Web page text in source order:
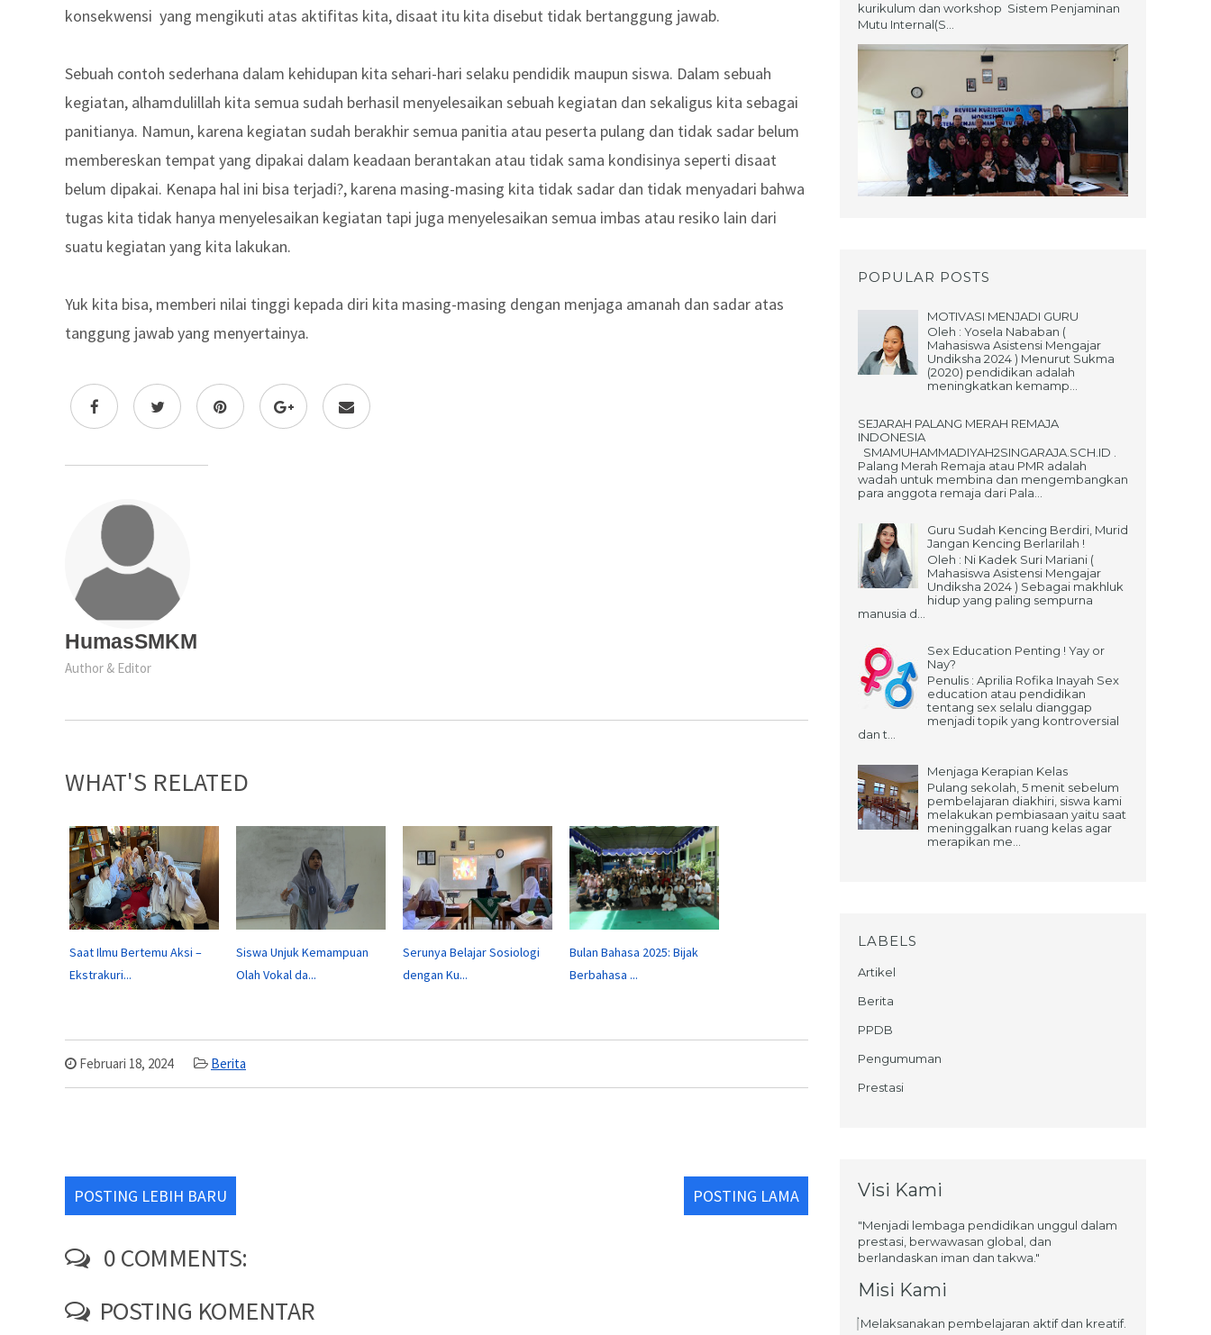
konsekwensi yang mengikuti atas aktifitas kita, disaat itu kita disebut tidak bertanggung jawab.
Sebuah contoh sederhana dalam kehidupan kita sehari-hari selaku pendidik maupun siswa. Dalam sebuah
kegiatan, alhamdulillah kita semua sudah berhasil menyelesaikan sebuah kegiatan dan sekaligus kita sebagai
panitianya. Namun, karena kegiatan sudah berakhir semua panitia atau peserta pulang dan tidak sadar belum
membereskan tempat yang dipakai dalam keadaan berantakan atau tidak sama kondisinya seperti disaat
belum dipakai. Kenapa hal ini bisa terjadi?, karena masing-masing kita tidak sadar dan tidak menyadari bahwa
tugas kita tidak hanya menyelesaikan kegiatan tapi juga menyelesaikan semua imbas atau resiko lain dari
suatu kegiatan yang kita lakukan.
Yuk kita bisa, memberi nilai tinggi kepada diri kita masing-masing dengan menjaga amanah dan sadar atas
tanggung jawab yang menyertainya.
HumasSMKM
Author & Editor
WHAT'S RELATED
Saat Ilmu Bertemu Aksi –
Ekstrakuri...
Siswa Unjuk Kemampuan
Olah Vokal da...
Serunya Belajar Sosiologi
dengan Ku...
Bulan Bahasa 2025: Bijak
Berbahasa ...
Februari 18, 2024 Berita
POSTING LEBIH BARU POSTING LAMA
0 COMMENTS:
POSTING KOMENTAR
kurikulum dan workshop Sistem Penjaminan
Mutu Internal(S...
POPULAR POSTS
MOTIVASI MENJADI GURU
Oleh : Yosela Nababan (
Mahasiswa Asistensi Mengajar
Undiksha 2024 ) Menurut Sukma
(2020) pendidikan adalah
meningkatkan kemamp...
SEJARAH PALANG MERAH REMAJA
INDONESIA
SMAMUHAMMADIYAH2SINGARAJA.SCH.ID .
Palang Merah Remaja atau PMR adalah
wadah untuk membina dan mengembangkan
para anggota remaja dari Pala...
Guru Sudah Kencing Berdiri, Murid
Jangan Kencing Berlarilah !
Oleh : Ni Kadek Suri Mariani (
Mahasiswa Asistensi Mengajar
Undiksha 2024 ) Sebagai makhluk
hidup yang paling sempurna
manusia d...
Sex Education Penting ! Yay or
Nay?
Penulis : Aprilia Rofika Inayah Sex
education atau pendidikan
tentang sex selalu dianggap
menjadi topik yang kontroversial
dan t...
Menjaga Kerapian Kelas
Pulang sekolah, 5 menit sebelum
pembelajaran diakhiri, siswa kami
melakukan pembiasaan yaitu saat
meninggalkan ruang kelas agar
merapikan me...
LABELS
Artikel
Berita
PPDB
Pengumuman
Prestasi
Visi Kami
"Menjadi lembaga pendidikan unggul dalam
prestasi, berwawasan global, dan
berlandaskan iman dan takwa."
Misi Kami
Melaksanakan pembelajaran aktif dan kreatif.